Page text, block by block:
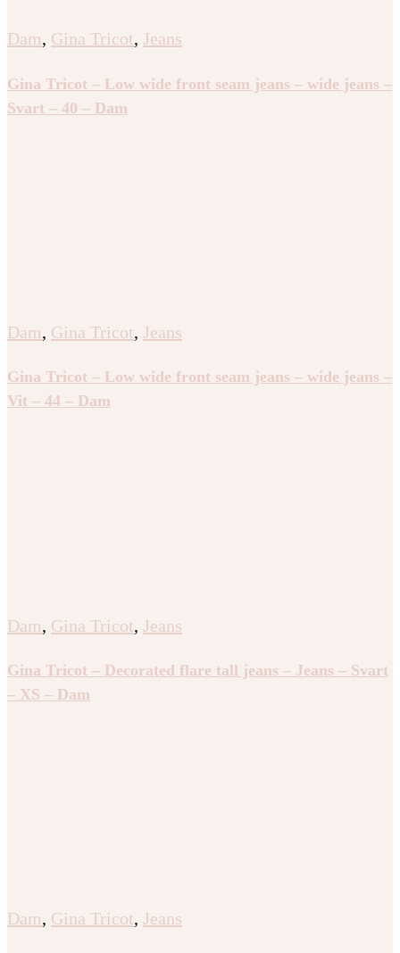
Dam, Gina Tricot, Jeans
Gina Tricot – Low wide front seam jeans – wide jeans –
Svart – 40 – Dam
Dam, Gina Tricot, Jeans
Gina Tricot – Low wide front seam jeans – wide jeans –
Vit – 44 – Dam
Dam, Gina Tricot, Jeans
Gina Tricot – Decorated flare tall jeans – Jeans – Svart
– XS – Dam
Dam, Gina Tricot, Jeans